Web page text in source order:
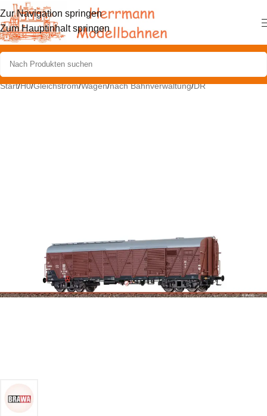
Zur Navigation springen
Zum Hauptinhalt springen
Start/H0/Gleichstrom/Wagen/nach Bahnverwaltung/DR